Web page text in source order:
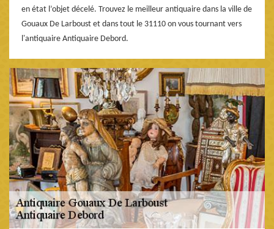
en état l’objet décelé. Trouvez le meilleur antiquaire dans la ville de
Gouaux De Larboust et dans tout le 31110 on vous tournant vers
l'antiquaire Antiquaire Debord.